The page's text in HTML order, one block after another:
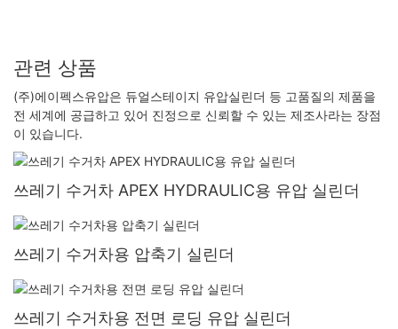
관련 상품
(주)에이펙스유압은 듀얼스테이지 유압실린더 등 고품질의 제품을
전 세계에 공급하고 있어 진정으로 신뢰할 수 있는 제조사라는 장점
이 있습니다.
쓰레기 수거차 APEX HYDRAULIC용 유압 실린더
쓰레기 수거차용 압축기 실린더
쓰레기 수거차용 전면 로딩 유압 실린더